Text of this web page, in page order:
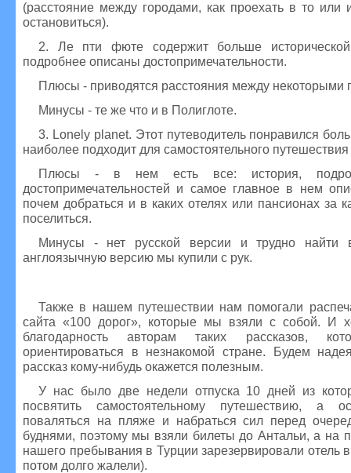
(расстояние между городами, как проехать в то или
остановиться).
2. Ле пти фюте содержит больше
подробнее описаны достопримечательности.
Плюсы - приводятся расстояния между некоторыми
Минусы - те же что и в Полиглоте.
3. Lonely planet. Этот путеводитель понравился
наиболее подходит для самостоятельного путешествия
Плюсы - в нем есть все: история,
достопримечательностей и самое главное в нем
почем добраться и в каких отелях или пансионах за
поселиться.
Минусы - нет русской версии и трудно найти
англоязычную версию мы купили с рук.
Также в нашем путешествии нам помогали
сайта «100 дорог», которые мы взяли с собой. И
благодарность авторам таких рассказов,
ориентироваться в незнакомой стране. Будем
рассказ кому-нибудь окажется полезным.
У нас было две недели отпуска 10 дней из
посвятить самостоятельному путешествию, а
поваляться на пляже и набраться сил перед
буднями, поэтому мы взяли билеты до Антальи, а на
нашего пребывания в Турции зарезервировали отель
потом долго жалели).